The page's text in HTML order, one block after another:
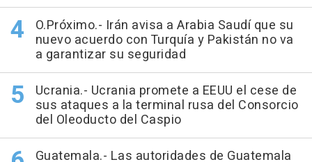
O.Próximo.- Irán avisa a Arabia Saudí que su
nuevo acuerdo con Turquía y Pakistán no va
a garantizar su seguridad
Ucrania.- Ucrania promete a EEUU el cese de
sus ataques a la terminal rusa del Consorcio
del Oleoducto del Caspio
Guatemala.- Las autoridades de Guatemala